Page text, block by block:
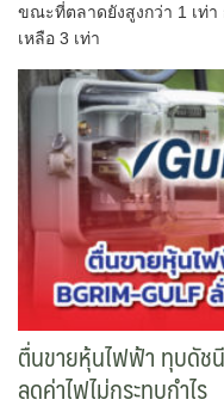
ขณะที่ตลาดยังสูงกว่า 1 เท่า
เหลือ 3 เท่า
ตื่นขายหุ้นไฟฟ้า ทุบดัช
ลดค่าไฟไม่กระทบกำไร